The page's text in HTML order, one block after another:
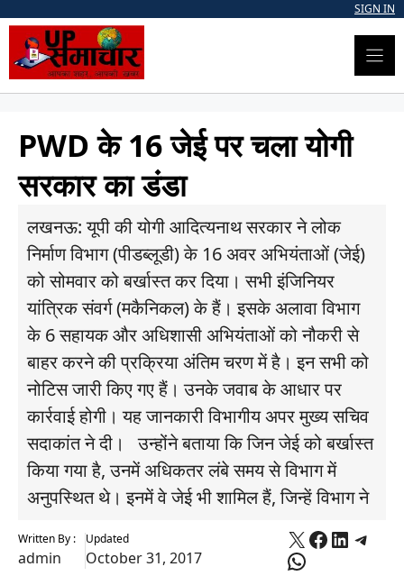
content
SIGN IN
PWD के 16 जेई पर चला योगी
सरकार का डंडा
लखनऊ: यूपी की योगी आदित्यनाथ सरकार ने लोक
निर्माण विभाग (पीडब्लूडी) के 16 अवर अभियंताओं (जेई)
को सोमवार को बर्खास्त कर दिया। सभी इंजिनियर
यांत्रिक संवर्ग (मकैनिकल) के हैं। इसके अलावा विभाग
के 6 सहायक और अधिशासी अभियंताओं को नौकरी से
बाहर करने की प्रक्रिया अंतिम चरण में है। इन सभी को
नोटिस जारी किए गए हैं। उनके जवाब के आधार पर
कार्रवाई होगी। यह जानकारी विभागीय अपर मुख्य सचिव
सदाकांत ने दी। उन्होंने बताया कि जिन जेई को बर्खास्त
किया गया है, उनमें अधिकतर लंबे समय से विभाग में
अनुपस्थित थे। इनमें वे जेई भी शामिल हैं, जिन्हें विभाग ने
Written By :
admin
Updated
October 31, 2017
X Facebook
WhatsApp